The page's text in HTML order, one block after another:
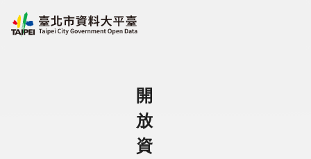
臺北市資料大平臺
開
放
資